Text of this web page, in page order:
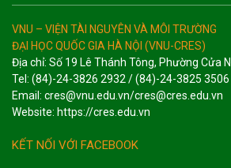
VNU – VIỆN TÀI NGUYÊN VÀ MÔI TRƯỜNG
ĐẠI HỌC QUỐC GIA HÀ NỘI (VNU-CRES)
Địa chỉ: Số 19 Lê Thánh Tông, Phường Cửa
Tel: (84)-24-3826 2932 / (84)-24-3825 3506
Email: cres@vnu.edu.vn/cres@cres.edu.vn
Website: https://cres.edu.vn
KẾT NỐI VỚI FACEBOOK